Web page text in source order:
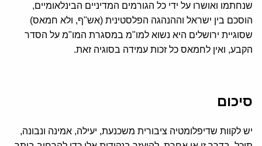
שנחתמו ואושרו על ידי כל הגורמים המדיניים הבינלאומיים,
הוסכם בין ישראל וההנהגה הפלסטינית (אש"ף, ולא חמאס)
שסוגיית ירושלים היא נשוא למו"מ במסגרת המו"מ על הסדר
הקבע, ואין לחמאס כל זכות עמידה בסוגיה זאת.
סיכום
יש לקוות שדיפלומטיה ציבורית משכנעת, יעילה, אמינה ונבונה,